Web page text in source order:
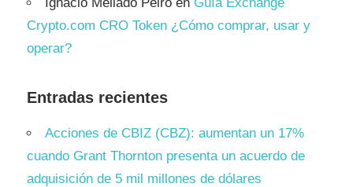
Crypto.com CRO Token ¿Cómo comprar, usar y
operar?
Entradas recientes
Acciones de CBIZ (CBZ): aumentan un 17%
cuando Grant Thornton presenta un acuerdo de
adquisición de 5 mil millones de dólares